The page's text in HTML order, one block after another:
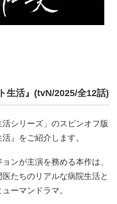
生活』(tvN/2025/全12話)
シリーズ」のスピンオフ版
』をご紹介します。
ンが主演を務める本作は、
医たちのリアルな病院生活と
ーマンドラマ。